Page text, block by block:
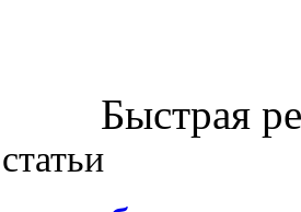
Быстрая